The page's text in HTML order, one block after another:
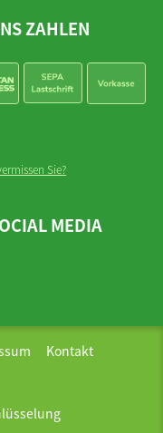
ZAHLEN
Sie?
MEDIA
Kontakt